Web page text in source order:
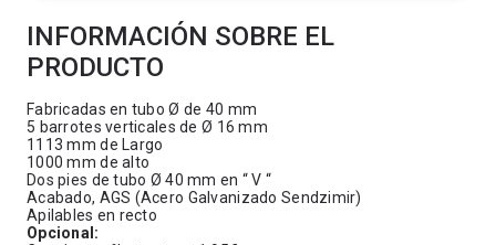
INFORMACIÓN SOBRE EL
PRODUCTO
Fabricadas en tubo Ø de 40 mm
5 barrotes verticales de Ø 16 mm
1113 mm de Largo
1000 mm de alto
Dos pies de tubo Ø 40 mm en “ V “
Acabado, AGS (Acero Galvanizado Sendzimir)
Apilables en recto
Opcional: